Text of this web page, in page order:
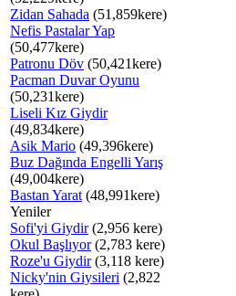
Zidan Sahada (51,859kere)
Nefis Pastalar Yap
(50,477kere)
Patronu Döv (50,421kere)
Pacman Duvar Oyunu
(50,231kere)
Liseli Kız Giydir
(49,834kere)
Asik Mario (49,396kere)
Buz Dağında Engelli Yarış
(49,004kere)
Bastan Yarat (48,991kere)
Yeniler
Sofi'yi Giydir(2,956 kere)
Okul Başlıyor(2,783 kere)
Roze'u Giydir(3,118 kere)
Nicky'nin Giysileri (2,822